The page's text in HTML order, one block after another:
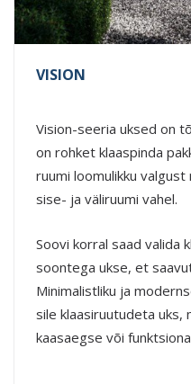
VISION
Vision-seeria uksed on
on rohket klaaspinda
ruumi loomulikku
sise- ja väliruumi vahel.
Soovi korral saad valida
soontega ukse, et
Minimalistliku ja
sile klaasiruutudeta uks,
kaasaegse või